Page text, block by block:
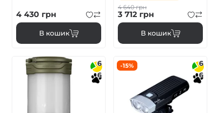
4 430 грн
В кошик
4 640грн
3 712 грн
В кошик
6
6
-15%
6
6